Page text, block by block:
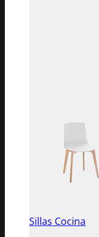
Sillas Cocina